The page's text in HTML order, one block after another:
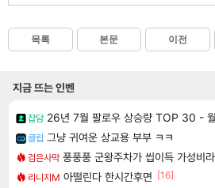
목록 본문 이전
지금 뜨는 인벤
잡담 26년 7월 팔로우 상승량 TOP 30 -
클립 그냥 귀여운 상교용 부부 ㅋㅋ
검은사막 풍풍풍 군왕주차가 씹이득 가성비
리니지M 아떨린다 한시간후면 [16]